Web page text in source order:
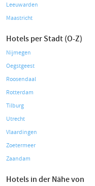
Leeuwarden
Maastricht
Hotels per Stadt (O-Z)
Nijmegen
Oegstgeest
Roosendaal
Rotterdam
Tilburg
Utrecht
Vlaardingen
Zoetermeer
Zaandam
Hotels in der Nähe von